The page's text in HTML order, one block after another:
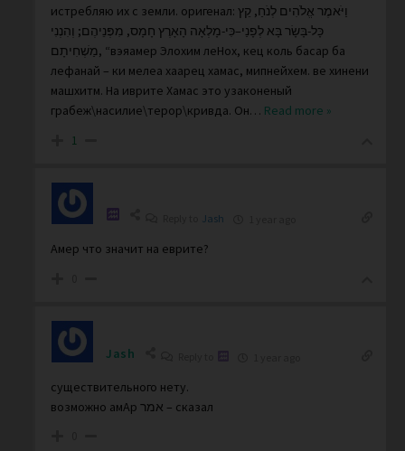
истребляю их с земли. оригенал: וַיֹּאמֶר אֱלֹהִים לְנֹחַ, קֵץ
כָּל-בָּשָׂר בָּא לְפָנַי–כִּי-מָלְאָה הָאָרֶץ חָמָס, מִפְּנֵיהֶם; וְהִנְנִי
מַשְׁחִיתָם, “вэяамер Элохим леНох, кец коль басар ба
лефанай – ки мелеа хаарец хамас, мипнейхем. ве хинени
машхитм. На иврите Хамас это узаконеный
грабеж\насилие\терор\кривда. Он… Read more »
1
Jash
Амер что значит на еврите?
Jash
существительного нету.
возможно амАр אמר – сказал